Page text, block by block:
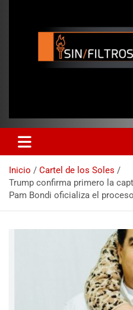
Inicio
Cartel de los Soles
Trump confirma primero la
Pam Bondi oficializa el